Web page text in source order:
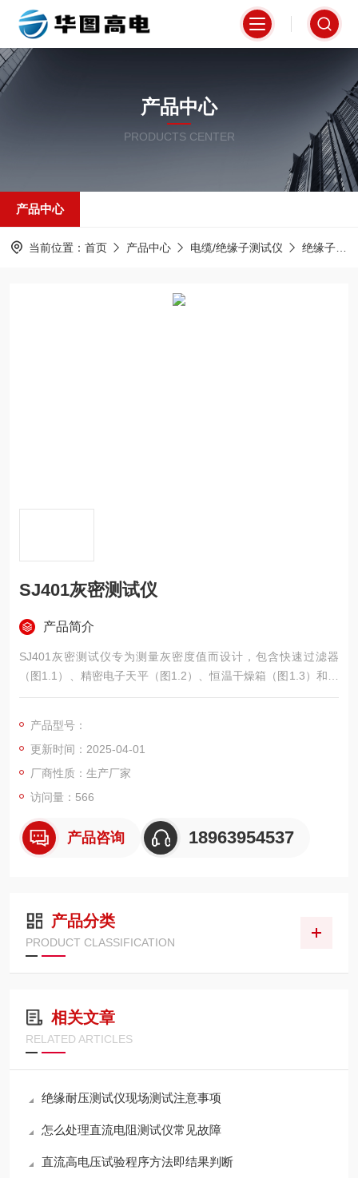
产品中心
PRODUCTS CENTER
产品中心
当前位置： 首页 产品中心 电缆/绝缘子测试仪 绝缘子灰密测试仪
SJ401灰密测试仪
产品简介
SJ401灰密测试仪专为测量灰密度值而设计，包含快速过滤器
（图1.1）、精密电子天平（图1.2）、恒温干燥箱（图1.3）和测
量附件等部分。
产品型号：
更新时间：2025-04-01
厂商性质：生产厂家
访问量：566
产品咨询 18963954537
产品分类
PRODUCT CLASSIFICATION
相关文章
RELATED ARTICLES
绝缘耐压测试仪现场测试注意事项
怎么处理直流电阻测试仪常见故障
直流高电压试验程序方法即结果判断